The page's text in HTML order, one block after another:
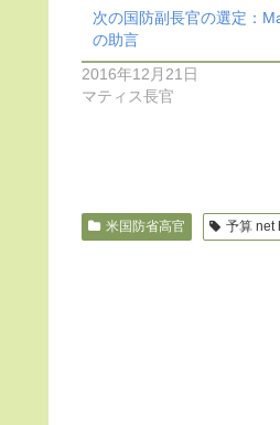
次の国防副長官の選定：
の助言
2016年12月21日
マティス長官
米国防省高官 予算 net